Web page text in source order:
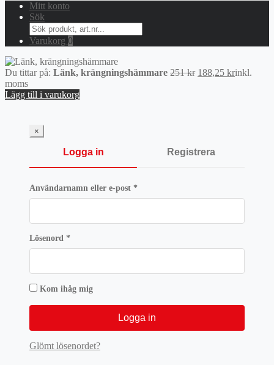
Mitt konto
Sök
Search
for:
Varukorg 0
Du tittar på: Länk, krängningshämmare 251kr Det
188,25 krDet
inkl.
moms
Lägg till i varukorg
×
Logga in Registrera
Användarnamn eller e-post *Obligatoriskt
Lösenord *Obligatoriskt
Kom ihåg mig
Logga in
Glömt lösenordet?